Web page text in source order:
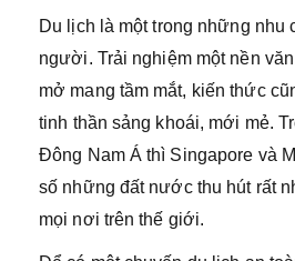
Du lịch là một trong những nhu
người. Trải nghiệm một nền
mở mang tầm mắt, kiến thức
tinh thần sảng khoái, mới mẻ.
Đông Nam Á thì Singapore và
số những đất nước thu hút rất
mọi nơi trên thế giới.